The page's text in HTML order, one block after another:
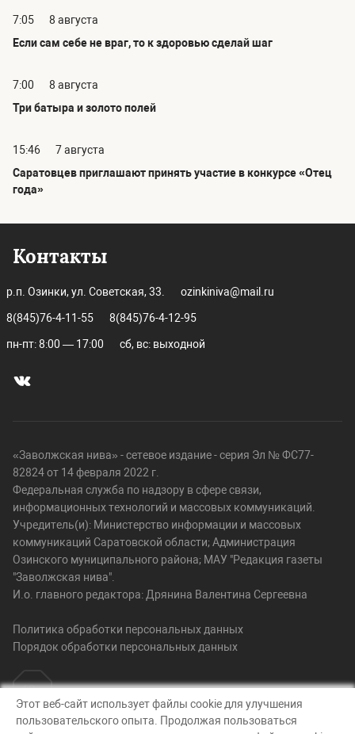
7:05
8 августа
Если сам себе не враг, то к здоровью сделай шаг
7:00
8 августа
Три батыра и золото полей
15:46
7 августа
Саратовцев приглашают принять участие в конкурсе «Отец
года»
Контакты
р.п. Озинки, ул. Советская, 33. ozinkiniva@mail.ru
8(845)76-4-11-55 8(845)76-4-12-95
пн-пт: 8:00 — 17:00 сб, вс: выходной
«Заволжская нива» - сетевое издание - серия Эл № ФС77-
82824 от 14 февраля 2022 г.
Федеральная служба по надзору в сфере связи,
информационных технологий и массовых коммуникаций.
Учредитель(и): Министерство информации и массовых
коммуникаций Саратовской области; Администрация
Озинского муниципального района; МАУ "Редакция газеты
"Заволжская нива".
И.о. главного редактора: Дрянина Валентина Сергеевна
Политика обработки персональных данных
Порядок обработки персональных данных
© Заволжская нива, 2026
Этот веб-сайт использует файлы cookie для улучшения
пользовательского опыта. Продолжая пользоваться